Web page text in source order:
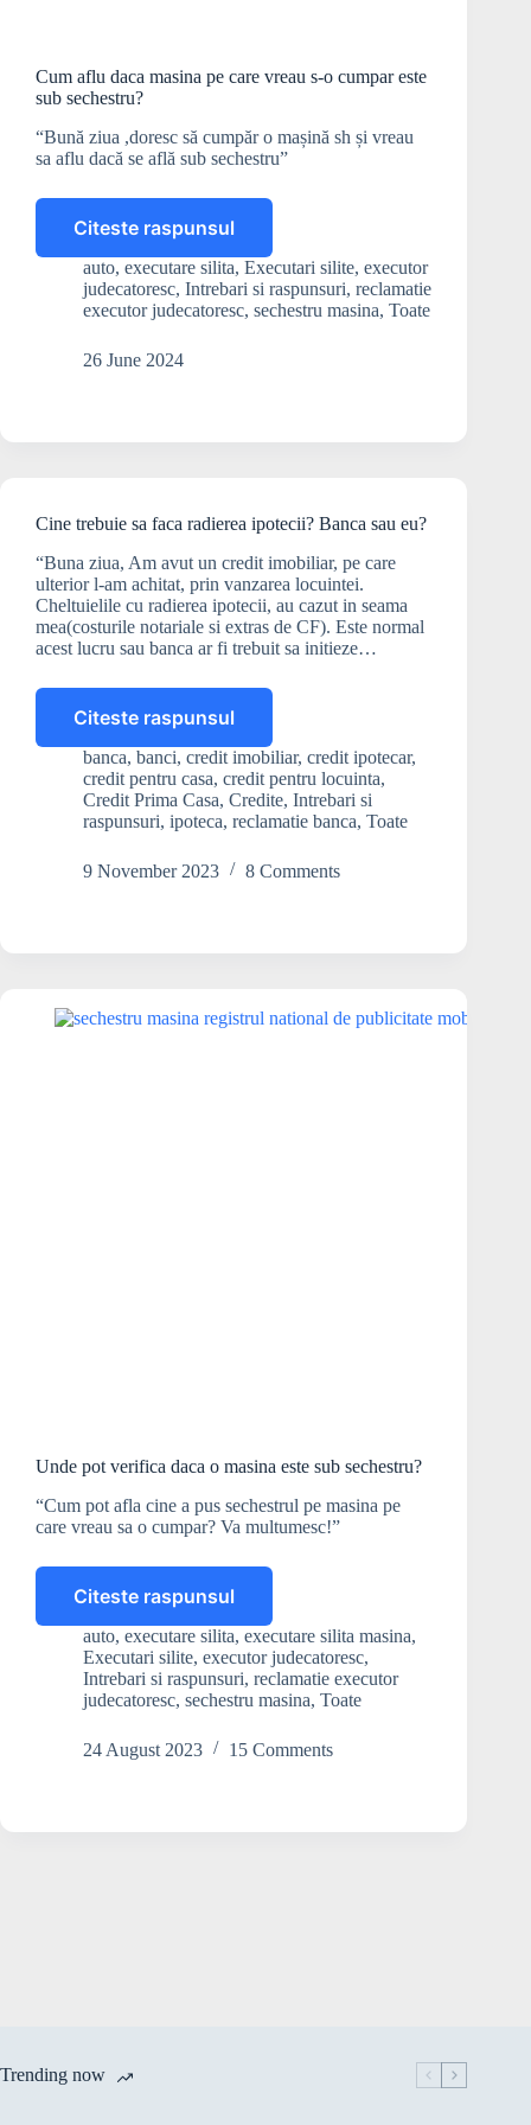
Cum aflu daca masina pe care vreau s-o cumpar este
sub sechestru?
“Bună ziua ,doresc să cumpăr o mașină sh și vreau
sa aflu dacă se află sub sechestru”
Citeste raspunsul
Cum
aflu
daca
masina
care
sechestru?
auto, executare silita, Executari silite, executor
judecatoresc, Intrebari si raspunsuri, reclamatie
executor judecatoresc, sechestru masina, Toate
26 June 2024
Cine trebuie sa faca radierea ipotecii? Banca sau eu?
“Buna ziua, Am avut un credit imobiliar, pe care
ulterior l-am achitat, prin vanzarea locuintei.
Cheltuielile cu radierea ipotecii, au cazut in seama
mea(costurile notariale si extras de CF). Este normal
acest lucru sau banca ar fi trebuit sa initieze…
Citeste raspunsul
Cine
trebuie
sa
faca
radierea
Banca
banca, banci, credit imobiliar, credit ipotecar,
credit pentru casa, credit pentru locuinta,
Credit Prima Casa, Credite, Intrebari si
raspunsuri, ipoteca, reclamatie banca, Toate
9 November 2023 8 Comments
Unde pot verifica daca o masina este sub sechestru?
“Cum pot afla cine a pus sechestrul pe masina pe
care vreau sa o cumpar? Va multumesc!”
Citeste raspunsul
Unde
pot
verifica
daca
o
este
auto, executare silita, executare silita masina,
Executari silite, executor judecatoresc,
Intrebari si raspunsuri, reclamatie executor
judecatoresc, sechestru masina, Toate
24 August 2023 15 Comments
Trending now